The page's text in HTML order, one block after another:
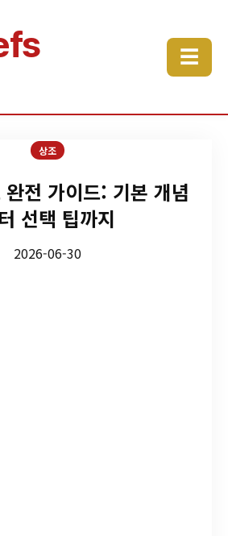
☰
상조
전 가이드: 기본 개념
선택 팁까지
2026-06-30